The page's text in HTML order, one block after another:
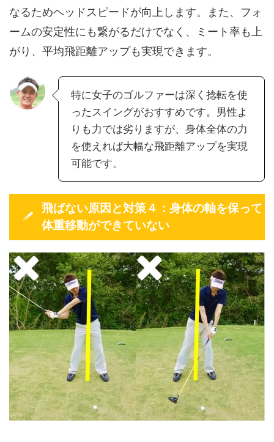
なるためヘッドスピードが向上します。また、フォ
ームの安定性にも繋がるだけでなく、ミート率も上
がり、平均飛距離アップも実現できます。
特に女子のゴルファーは深く捻転を使
ったスイングがおすすめです。男性よ
りも力では劣りますが、身体全体の力
を使えれば大幅な飛距離アップを実現
可能です。
飛ばない原因と対策４：身体の軸を保って
体重移動ができていない